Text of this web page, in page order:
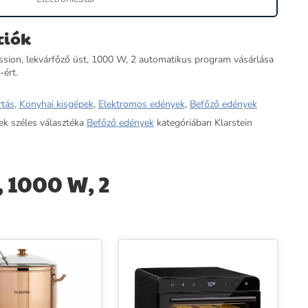
lekvárfőző üst, 1000 W, 2 automatikus program vásárlása
ért.
, Konyhai kisgépek, Elektromos edények, Befőző edények
széles választéka Befőző edényekkategóriában Klarstein
W, 2